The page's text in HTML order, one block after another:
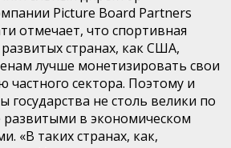
Picture Board Partners
отмечает, что спортивная
странах, как США,
лучше монетизировать свои
сектора. Поэтому и
государства не столь велики по
в экономическом
«В таких странах, как,